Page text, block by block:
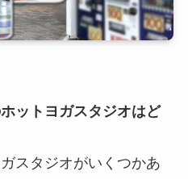
ットヨガスタジオはど
スタジオがいくつかあ